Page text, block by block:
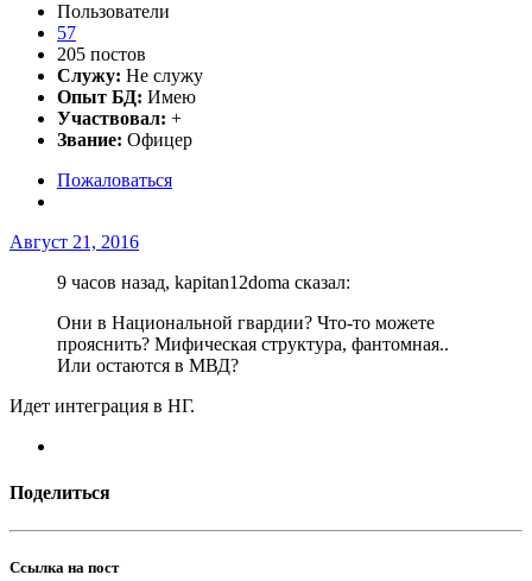
Пользователи
57
205 постов
Служу: Не служу
Опыт БД: Имею
Участвовал: +
Звание: Офицер
Пожаловаться
Август 21, 2016
9 часов назад, kapitan12doma сказал:
Они в Национальной гвардии? Что-то можете
прояснить? Мифическая структура, фантомная..
Или остаются в МВД?
Идет интеграция в НГ.
Поделиться
Ссылка на пост